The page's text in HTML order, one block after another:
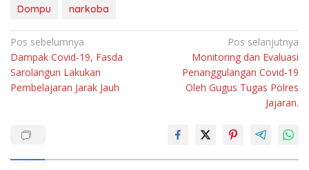
Dompu narkoba
Navigasi
pos
Pos sebelumnya
Dampak Covid-19, Fasda
Sarolangun Lakukan
Pembelajaran Jarak Jauh
Pos selanjutnya
Monitoring dan Evaluasi
Penanggulangan Covid-19
Oleh Gugus Tugas Polres
Jajaran.